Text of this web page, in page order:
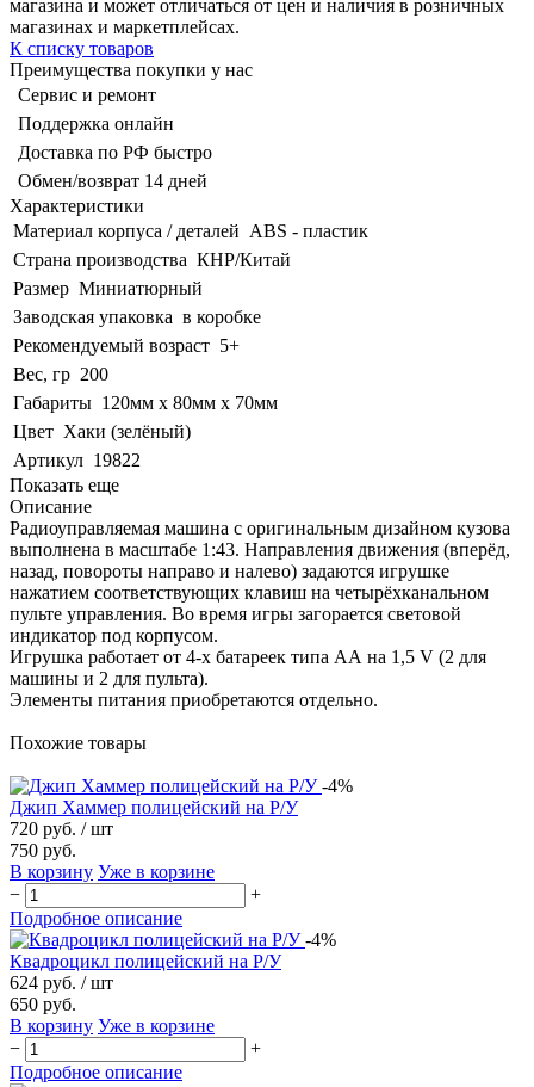
магазина и может отличаться от цен и наличия в розничных
магазинах и маркетплейсах.
К списку товаров
Преимущества покупки у нас
Сервис и ремонт
Поддержка онлайн
Доставка по РФ быстро
Обмен/возврат 14 дней
Характеристики
Материал корпуса / деталей ABS - пластик
Страна производства КНР/Китай
Размер Миниатюрный
Заводская упаковка в коробке
Рекомендуемый возраст 5+
Вес, гр 200
Габариты 120мм х 80мм х 70мм
Цвет Хаки (зелёный)
Артикул 19822
Показать еще
Описание
Радиоуправляемая машина с оригинальным дизайном кузова
выполнена в масштабе 1:43. Направления движения (вперёд,
назад, повороты направо и налево) задаются игрушке
нажатием соответствующих клавиш на четырёхканальном
пульте управления. Во время игры загорается световой
индикатор под корпусом.
Игрушка работает от 4-х батареек типа АА на 1,5 V (2 для
машины и 2 для пульта).
Элементы питания приобретаются отдельно.
Похожие товары
-4%
Джип Хаммер полицейский на Р/У
720 руб. / шт
750 руб.
В корзину Уже в корзине
−
+
Подробное описание
-4%
Квадроцикл полицейский на Р/У
624 руб. / шт
650 руб.
В корзину Уже в корзине
−
+
Подробное описание